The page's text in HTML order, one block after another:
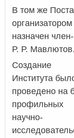
В том же
назначен
Р. Р. Мавлютов.
Создание
Института
проведено на
профильных
научно-